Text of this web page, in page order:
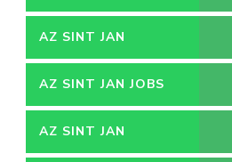
AZ SINT JAN
AZ SINT JAN JOBS
AZ SINT JAN